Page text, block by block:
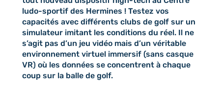
ludo-sportif des Hermines ! Testez vos
capacités avec différents clubs de golf sur un
simulateur imitant les conditions du réel. Il ne
s’agit pas d’un jeu vidéo mais d’un véritable
environnement virtuel immersif (sans casque
VR) où les données se concentrent à chaque
coup sur la balle de golf.